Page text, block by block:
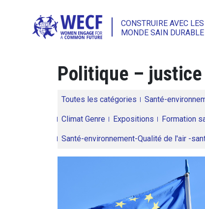
CONSTRUIRE AVEC
MONDE SAIN
Politique – justice
Toutes les catégories Santé-
Climat Genre Expositions Formation
Santé-environnement-Qualité de l'air -